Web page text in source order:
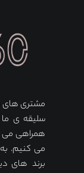
مشتری های
سلیقه ی ما
همراهی می
می کنیم.
برند های